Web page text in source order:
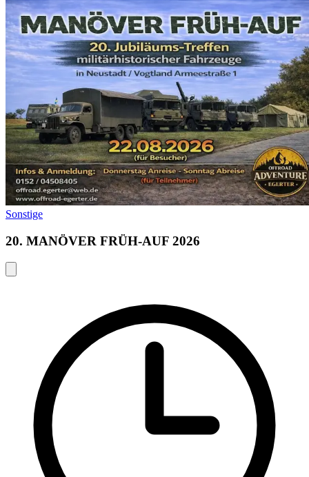
Sonstige
20. MANÖVER FRÜH-AUF 2026